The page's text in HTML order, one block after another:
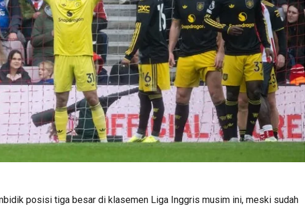
posisi tiga besar di klasemen Liga Inggris musim ini, meski sudah